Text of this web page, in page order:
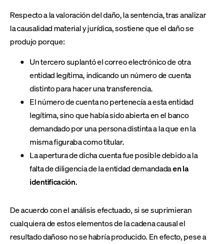
Respecto a la valoración del daño, la sentencia, tras analizar
la causalidad material y jurídica, sostiene que el daño se
produjo porque:
Un tercero suplantó el correo electrónico de otra
entidad legítima, indicando un número de cuenta
distinto para hacer una transferencia.
El número de cuenta no pertenecía a esta entidad
legítima, sino que había sido abierta en el banco
demandado por una persona distinta a la que en la
misma figuraba como titular.
La apertura de dicha cuenta fue posible debido a la
falta de diligencia de la entidad demandadaen la
identificación.
De acuerdo con el análisis efectuado, si se suprimieran
cualquiera de estos elementos de la cadena causal el
resultado dañoso no se habría producido. En efecto, pese a